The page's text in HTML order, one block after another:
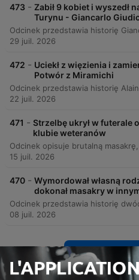
473 - Zabił 9 kobiet i wyszedł
Turynu - Giancarlo
29 juil. 2026
472 - Uciekł z więzienia i
Potwór z Miramichi
22 juil. 2026
471 - Strzelbę ukrył w futerale
klubie weteranów
15 juil. 2026
470 - Wymordował własną
dokonał masakry w
08 juil. 2026
Afficher